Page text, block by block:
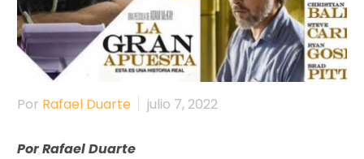
Por Rafael Duarte julio 7, 2022
Por Rafael Duarte